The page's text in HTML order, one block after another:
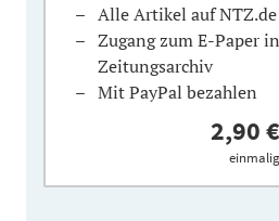
Alle Artikel auf
Zugang zum E-Paper
Zeitungsarchiv
Mit PayPal bezahlen
2,90 €
einmalig